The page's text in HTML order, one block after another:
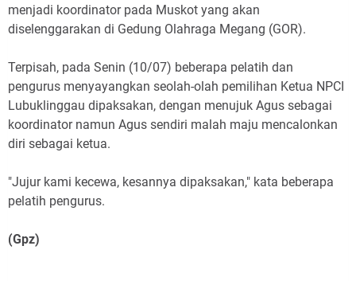
menjadi koordinator pada Muskot yang akan
diselenggarakan di Gedung Olahraga Megang (GOR).
Terpisah, pada Senin (10/07) beberapa pelatih dan
pengurus menyayangkan seolah-olah pemilihan Ketua NPCI
Lubuklinggau dipaksakan, dengan menujuk Agus sebagai
koordinator namun Agus sendiri malah maju mencalonkan
diri sebagai ketua.
"Jujur kami kecewa, kesannya dipaksakan," kata beberapa
pelatih pengurus.
(Gpz)